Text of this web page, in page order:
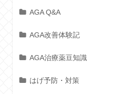
AGA Q&A
AGA改善体験記
AGA治療薬豆知識
はげ予防・対策